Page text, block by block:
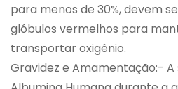
para menos de 30%, devem
glóbulos vermelhos para
transportar oxigênio.
Gravidez e Amamentação:- A